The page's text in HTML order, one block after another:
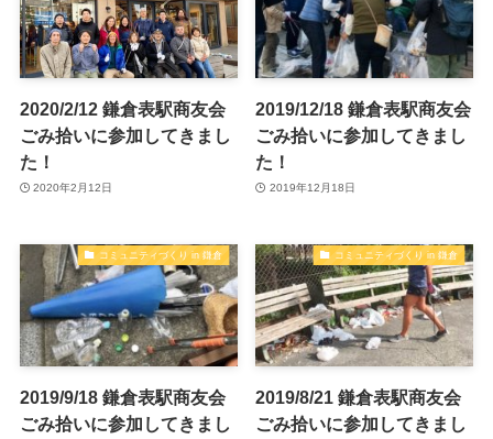
2020/2/12 鎌倉表駅商友会
ごみ拾いに参加してきまし
た！
2020年2月12日
2019/12/18 鎌倉表駅商友会
ごみ拾いに参加してきまし
た！
2019年12月18日
コミュニティづくり in 鎌倉
2019/9/18 鎌倉表駅商友会
ごみ拾いに参加してきまし
コミュニティづくり in 鎌倉
2019/8/21 鎌倉表駅商友会
ごみ拾いに参加してきまし